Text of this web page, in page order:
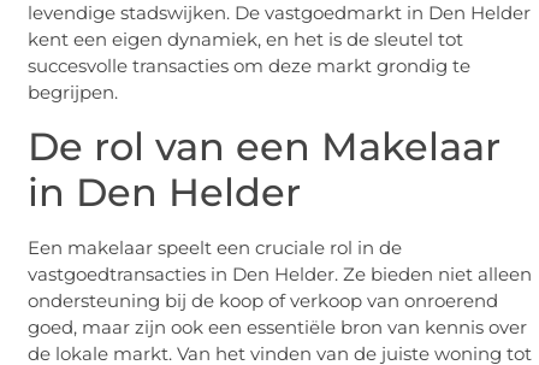
levendige stadswijken. De vastgoedmarkt in Den Helder
kent een eigen dynamiek, en het is de sleutel tot
succesvolle transacties om deze markt grondig te
begrijpen.
De rol van een Makelaar
in Den Helder
Een makelaar speelt een cruciale rol in de
vastgoedtransacties in Den Helder. Ze bieden niet alleen
ondersteuning bij de koop of verkoop van onroerend
goed, maar zijn ook een essentiële bron van kennis over
de lokale markt. Van het vinden van de juiste woning tot